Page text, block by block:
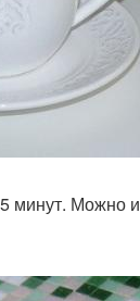
минут.